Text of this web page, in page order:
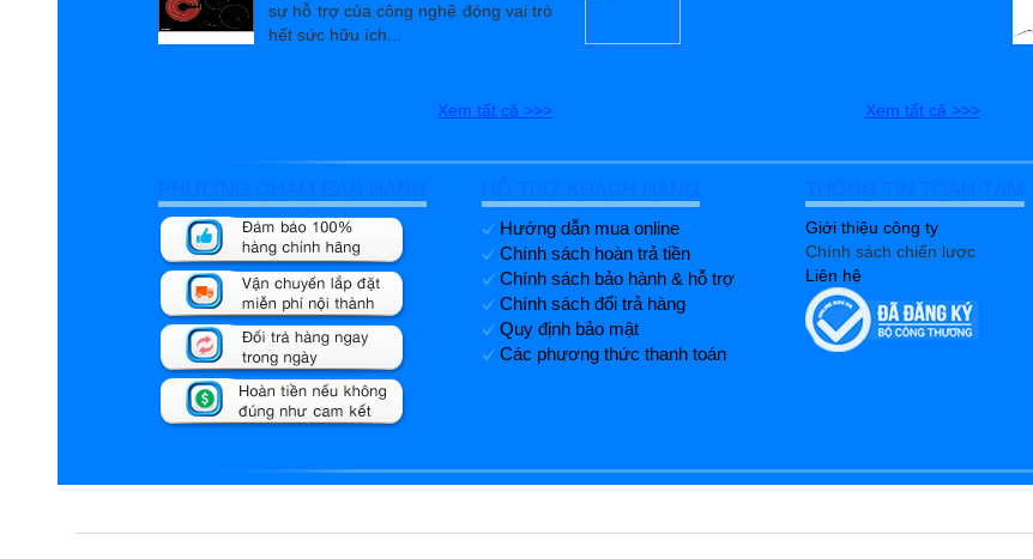
sự hỗ trợ của công nghệ đóng vai trò
hết sức hữu ích...
Xem tất cả >>> Xem tất cả >>>
Hướng dẫn mua online
Chính sách hoàn trả tiền
Chính sách bảo hành & hỗ trợ
Chính sách đổi trả hàng
Quy định bảo mật
Các phương thức thanh toán
Giới thiệu công ty
Chính sách chiến lược
Liên hệ